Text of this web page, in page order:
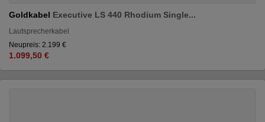
Goldkabel Executive LS 440 Rhodium Single...
Lautsprecherkabel
Neupreis: 2.199 €
1.099,50 €